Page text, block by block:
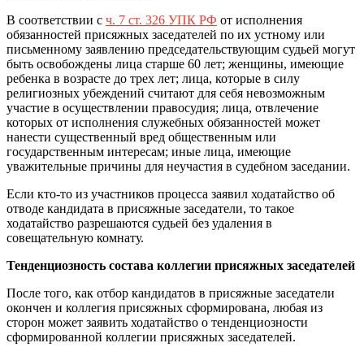
В соответствии с ч. 7 ст. 326 УПК РФ от исполнения
обязанностей присяжных заседателей по их устному или
письменному заявлению председательствующим судьей могут
быть освобождены лица старше 60 лет; женщины, имеющие
ребенка в возрасте до трех лет; лица, которые в силу
религиозных убеждений считают для себя невозможным
участие в осуществлении правосудия; лица, отвлечение
которых от исполнения служебных обязанностей может
нанести существенный вред общественным или
государственным интересам; иные лица, имеющие
уважительные причины для неучастия в судебном заседании.
Если кто-то из участников процесса заявил ходатайство об
отводе кандидата в присяжные заседатели, то такое
ходатайство разрешаются судьей без удаления в
совещательную комнату.
Тенденциозность состава коллегии присяжных заседателей
После того, как отбор кандидатов в присяжные заседатели
окончен и коллегия присяжных сформирована, любая из
сторон может заявить ходатайство о тенденциозности
сформированной коллегии присяжных заседателей.